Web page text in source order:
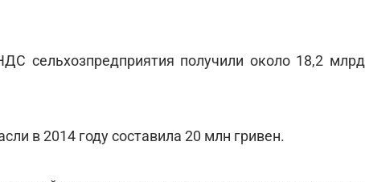
сельхозпредприятия получили около 18,2 млрд
в 2014 году составила 20 млн гривен.